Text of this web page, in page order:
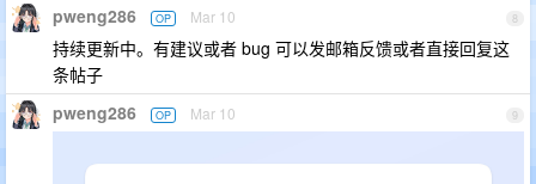
8
pweng286 OP Mar 10
持续更新中。有建议或者 bug 可以发邮箱反馈或者直接回复这
条帖子
9
pweng286 OP Mar 10